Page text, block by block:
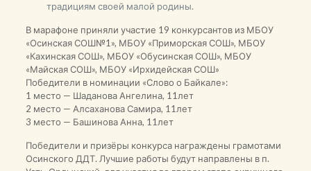
традициям своей малой родины.
В марафоне приняли участие 19 конкурсантов из МБОУ
«Осинская СОШ№1», МБОУ «Приморская СОШ», МБОУ
«Кахинская СОШ», МБОУ «Обусинская СОШ», МБОУ
«Майская СОШ», МБОУ «Ирхидейская СОШ»
Победители в номинации «Слово о Байкале»:
1 место — Шаданова Ангелина, 11лет
2 место — Алсаханова Самира, 11лет
3 место — Башинова Анна, 11лет
Победители и призёры конкурса награждены грамотами
Осинского ДДТ. Лучшие работы будут направлены в п.